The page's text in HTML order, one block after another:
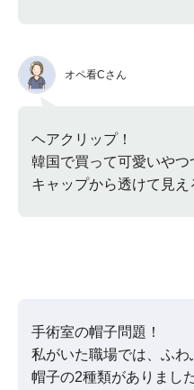
オペ看Cさん
ヘアクリップ！
韓国で買って可愛いや
キャップから透けて見
手術室の帽子問題！
私がいた職場では、ふわ
帽子の2種類がありました